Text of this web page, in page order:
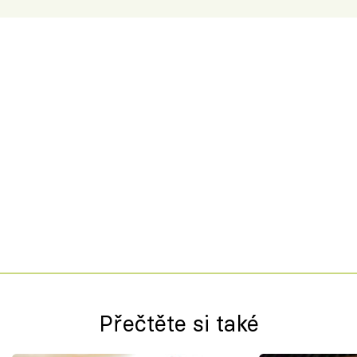
Přečtěte si také